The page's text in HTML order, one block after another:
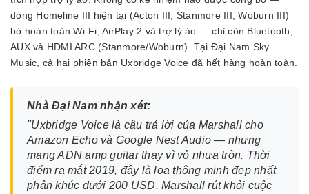
dòng Homeline III hiện tại (Acton III, Stanmore III, Woburn III)
bỏ hoàn toàn Wi-Fi, AirPlay 2 và trợ lý ảo — chỉ còn Bluetooth,
AUX và HDMI ARC (Stanmore/Woburn). Tại Đại Nam Sky
Music, cả hai phiên bản Uxbridge Voice đã hết hàng hoàn toàn.
Nhà Đại Nam nhận xét:
"Uxbridge Voice là câu trả lời của Marshall cho
Amazon Echo và Google Nest Audio — nhưng
mang ADN amp guitar thay vì vỏ nhựa tròn. Thời
điểm ra mắt 2019, đây là loa thông minh đẹp nhất
phân khúc dưới 200 USD. Marshall rút khỏi cuộc